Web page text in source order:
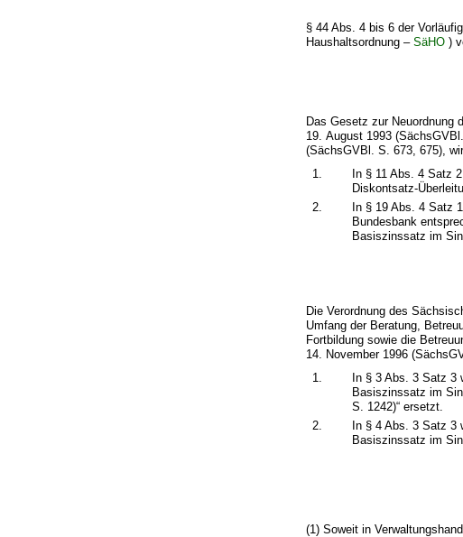
§ 44 Abs. 4 bis 6 der
Haushaltsordnung –SäHO )
Das Gesetz zur
19. August 1993
(SächsGVBl. S. 673, 675),
1.
In § 11 Abs. 4 Satz
Diskontsatz-
2.
In § 19 Abs. 4 Satz
Bundesbank
Basiszinssatz im
Die Verordnung des
Umfang der Beratung,
Fortbildung sowie die
14. November 1996
1.
In § 3 Abs. 3 Satz 3
Basiszinssatz im
S. 1242)“ ersetzt.
2.
In § 4 Abs. 3 Satz 3
Basiszinssatz im
(1) Soweit in